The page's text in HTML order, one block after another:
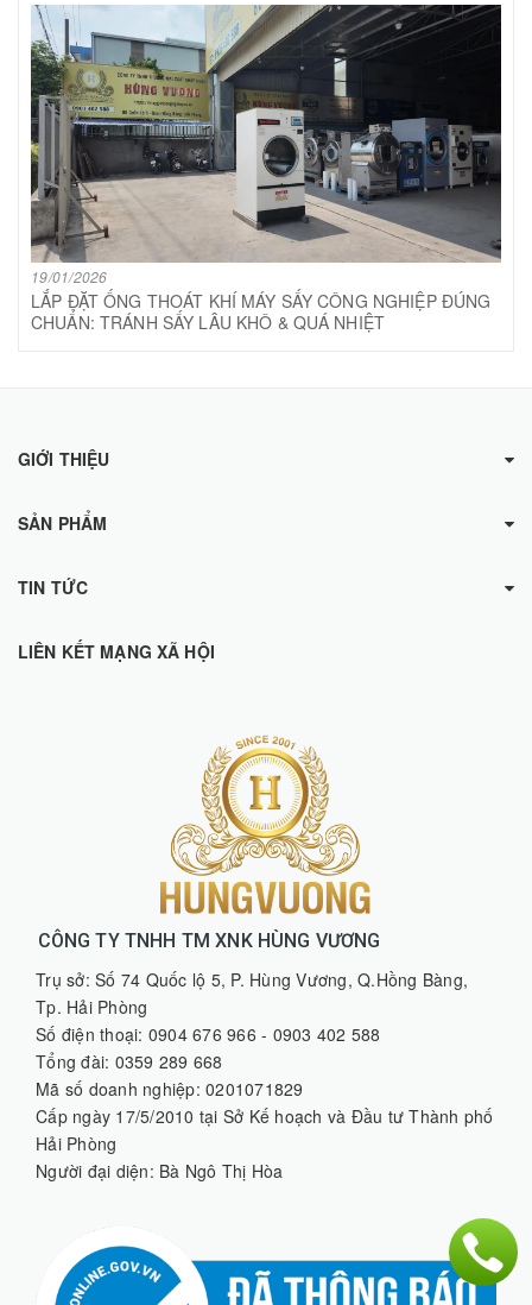
19/01/2026
LẮP ĐẶT ỐNG THOÁT KHÍ MÁY SẤY CÔNG NGHIỆP ĐÚNG
CHUẨN: TRÁNH SẤY LÂU KHÔ & QUÁ NHIỆT
GIỚI THIỆU
SẢN PHẨM
TIN TỨC
LIÊN KẾT MẠNG XÃ HỘI
CÔNG TY TNHH TM XNK HÙNG VƯƠNG
Trụ sở: Số 74 Quốc lộ 5, P. Hùng Vương, Q.Hồng Bàng,
Tp. Hải Phòng
Số điện thoại: 0904 676 966 - 0903 402 588
Tổng đài: 0359 289 668
Mã số doanh nghiệp: 0201071829
Cấp ngày 17/5/2010 tại Sở Kế hoạch và Đầu tư Thành phố
Hải Phòng
Người đại diện: Bà Ngô Thị Hòa